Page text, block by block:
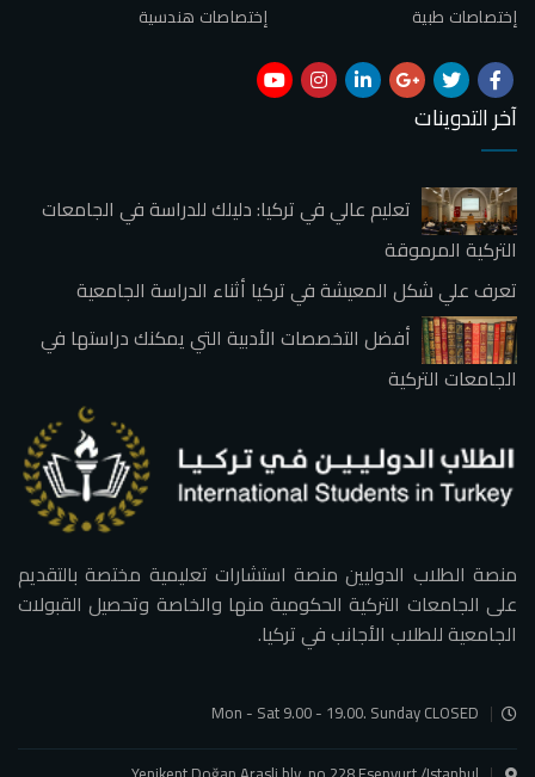
إختصاصات هندسية
إختصاصات طبية
آخر التدوينات
تعليم عالي في تركيا: دليلك للدراسة في الجامعات
التركية المرموقة
تعرف علي شكل المعيشة في تركيا أثناء الدراسة الجامعية
أفضل التخصصات الأدبية التي يمكنك دراستها في
الجامعات التركية
منصة الطلاب الدوليين منصة استشارات تعليمية مختصة بالتقديم
على الجامعات التركية الحكومية منها والخاصة وتحصيل القبولات
الجامعية للطلاب الأجانب في تركيا.
Mon - Sat 9.00 - 19.00. Sunday CLOSED